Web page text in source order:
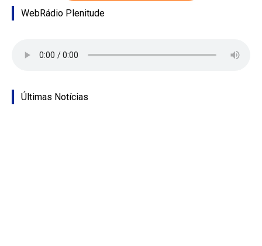
WebRádio Plenitude
Últimas Notícias